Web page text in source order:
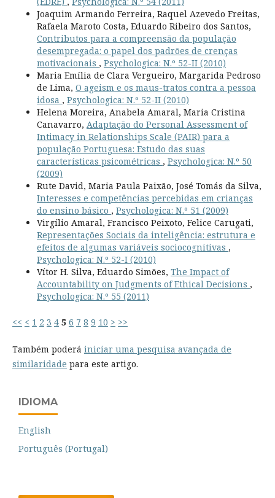
Joaquim Armando Ferreira, Raquel Azevedo Freitas,
Rafaela Maroto Costa, Eduardo Ribeiro dos Santos,
Contributos para a compreensão da população
desempregada: o papel dos padrões de crenças
motivacionais , Psychologica: N.º 52-II (2010)
Maria Emília de Clara Vergueiro, Margarida Pedroso
de Lima, O ageism e os maus-tratos contra a pessoa
idosa , Psychologica: N.º 52-II (2010)
Helena Moreira, Anabela Amaral, Maria Cristina
Canavarro, Adaptação do Personal Assessment of
Intimacy in Relationships Scale (PAIR) para a
população Portuguesa: Estudo das suas
características psicométricas , Psychologica: N.º 50
(2009)
Rute David, Maria Paula Paixão, José Tomás da Silva,
Interesses e competências percebidas em crianças
do ensino básico , Psychologica: N.º 51 (2009)
Virgílio Amaral, Francisco Peixoto, Felice Carugati,
Representações Sociais da inteligência: estrutura e
efeitos de algumas variáveis sociocognitivas ,
Psychologica: N.º 52-I (2010)
Vítor H. Silva, Eduardo Simões, The Impact of
Accountability on Judgments of Ethical Decisions ,
Psychologica: N.º 55 (2011)
<< < 1 2 3 4 5 6 7 8 9 10 > >>
Também poderá iniciar uma pesquisa avançada de
similaridade para este artigo.
IDIOMA
English
Português (Portugal)